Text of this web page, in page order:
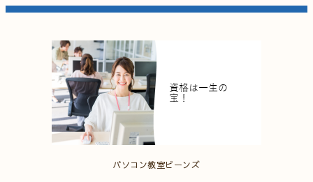
パソコン教室ビーンズ